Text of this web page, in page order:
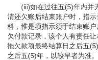
(iii)如在过往五(5)年内并
清还欠账后结束账户时，指
料，惟是项指示须于结束账
欠付款记录，该个人有责任
拖欠款项最终结算日之后五
之后五(5)年，以较早者为准。